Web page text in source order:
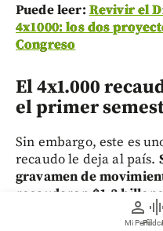
person
Mi Perfil
graphic_eq
Puede leer: Revivir el
4x1000: los dos
Congreso
El 4x1.000
el primer
Sin embargo, este es
recaudo le deja al país.
gravamen de
recaudaron $1,3
semestre, este le dejó